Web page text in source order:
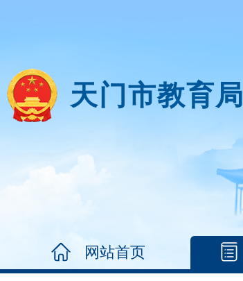
天门市教育局
网站首页